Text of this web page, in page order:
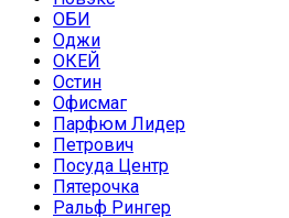
ОБИ
Оджи
ОКЕЙ
Остин
Офисмаг
Парфюм Лидер
Петрович
Посуда Центр
Пятерочка
Ральф Рингер